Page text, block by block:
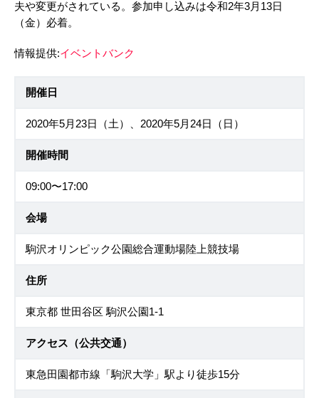
夫や変更がされている。参加申し込みは令和2年3月13日
（金）必着。
情報提供:イベントバンク
開催日
2020年5月23日（土）、2020年5月24日（日）
開催時間
09:00〜17:00
会場
駒沢オリンピック公園総合運動場陸上競技場
住所
東京都 世田谷区 駒沢公園1-1
アクセス（公共交通）
東急田園都市線「駒沢大学」駅より徒歩15分